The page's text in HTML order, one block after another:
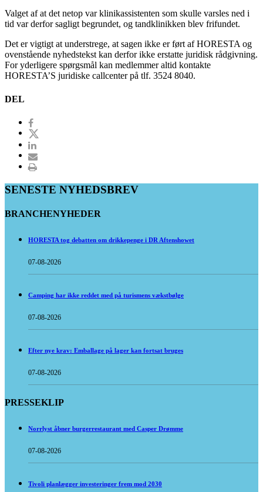
Valget af at det netop var klinikassistenten som skulle varsles ned i
tid var derfor sagligt begrundet, og tandklinikken blev frifundet.
Det er vigtigt at understrege, at sagen ikke er ført af HORESTA og
ovenstående nyhedstekst kan derfor ikke erstatte juridisk rådgivning.
For yderligere spørgsmål kan medlemmer altid kontakte
HORESTA’S juridiske callcenter på tlf. 3524 8040.
DEL
SENESTE NYHEDSBREV
BRANCHENYHEDER
HORESTA tog debatten om drikkepenge i DR Aftenshowet
07-08-2026
Camping har ikke reddet med på turismens vækstbølge
07-08-2026
Efter nye krav: Emballage på lager kan fortsat bruges
07-08-2026
PRESSEKLIP
Norrlyst åbner burgerrestaurant med Casper Drømme
07-08-2026
Tivoli planlægger investeringer frem mod 2030